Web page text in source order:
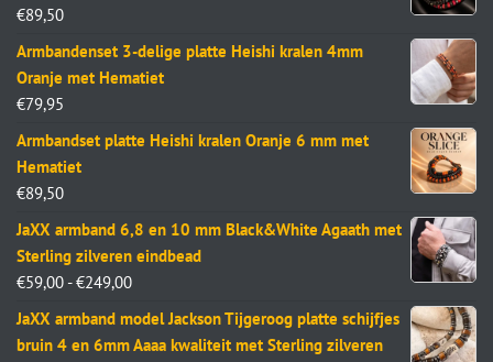
€89,50
Armbandenset 3-delige platte Heishi kralen 4mm
Oranje met Hematiet
€79,95
Armbandset platte Heishi kralen Oranje 6 mm met
Hematiet
€89,50
JaXX armband 6,8 en 10 mm Black&White Agaath met
Sterling zilveren eindbead
€59,00 - €249,00
JaXX armband model Jackson Tijgeroog platte schijfjes
bruin 4 en 6mm Aaaa kwaliteit met Sterling zilveren